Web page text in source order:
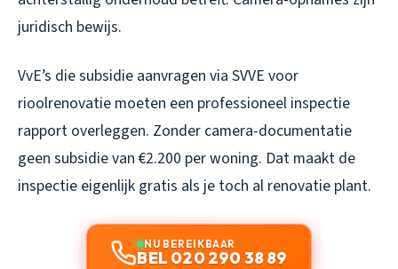
juridisch bewijs.
VvE’s die subsidie aanvragen via SVVE voor
rioolrenovatie moeten een professioneel inspectie
rapport overleggen. Zonder camera-documentatie
geen subsidie van €2.200 per woning. Dat maakt de
inspectie eigenlijk gratis als je toch al renovatie plant.
NU BEREIKBAAR
BEL 020 290 38 89